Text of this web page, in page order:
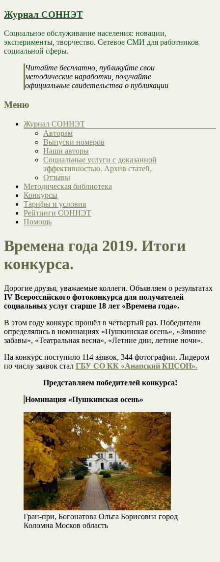
Журнал СОННЭТ
Социальное обслуживание населения: новации,
эксперименты, творчество. Сетевое СМИ для работников
социальной сферы.
Читайте бесплатно, публикуйте свои
методические наработки, получайте
официальные свидетельства о публикации
Меню
Журнал СОННЭТ
Авторам
Выпуски номеров
Наши авторы
Социальные услуги с доказанной
эффективностью. Архив статей.
Отзывы
Методическая библиотека
Конкурсы
Тарифы и условия
Рейтинги СОННЭТ
Помощь
Времена года 2019. Итоги
конкурса.
Дорогие друзья, уважаемые коллеги. Объявляем о результатах
IV Всероссийского фотоконкурса для получателей
социальных услуг старше 18 лет «Времена года».
В этом году конкурс прошёл в четвертый раз. Победители
определялись в номинациях «Пушкинская осень», «Зимние
забавы», «Театральная весна», «Летние дни, летние ночи».
На конкурс поступило 114 заявок, 344 фотографии. Лидером
по числу заявок стал ГБУ СО КК «Анапский КЦСОН».
Представляем победителей конкурса!
Номинация «Пушкинская осень»
Гран-при, Богонатова Ольга Борисовна город
Коломна Москов область